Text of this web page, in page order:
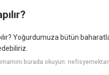
Yoğurdumuza bütün
burada okuyun: